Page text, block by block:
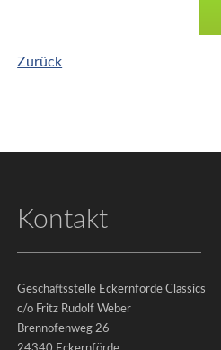
|
Classics
Rückblick
Zurück
Kontakt
Geschäftsstelle Eckernförde Classics
c/o Fritz Rudolf Weber
Brennofenweg 26